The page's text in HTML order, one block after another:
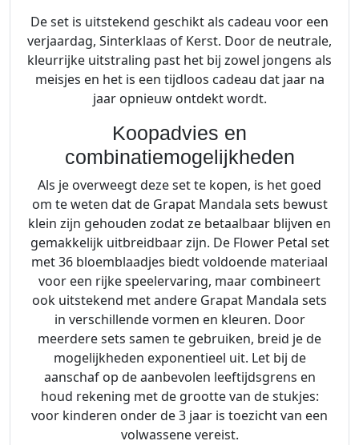
De set is uitstekend geschikt als cadeau voor een
verjaardag, Sinterklaas of Kerst. Door de neutrale,
kleurrijke uitstraling past het bij zowel jongens als
meisjes en het is een tijdloos cadeau dat jaar na
jaar opnieuw ontdekt wordt.
Koopadvies en
combinatiemogelijkheden
Als je overweegt deze set te kopen, is het goed
om te weten dat de Grapat Mandala sets bewust
klein zijn gehouden zodat ze betaalbaar blijven en
gemakkelijk uitbreidbaar zijn. De Flower Petal set
met 36 bloemblaadjes biedt voldoende materiaal
voor een rijke speelervaring, maar combineert
ook uitstekend met andere Grapat Mandala sets
in verschillende vormen en kleuren. Door
meerdere sets samen te gebruiken, breid je de
mogelijkheden exponentieel uit. Let bij de
aanschaf op de aanbevolen leeftijdsgrens en
houd rekening met de grootte van de stukjes:
voor kinderen onder de 3 jaar is toezicht van een
volwassene vereist.